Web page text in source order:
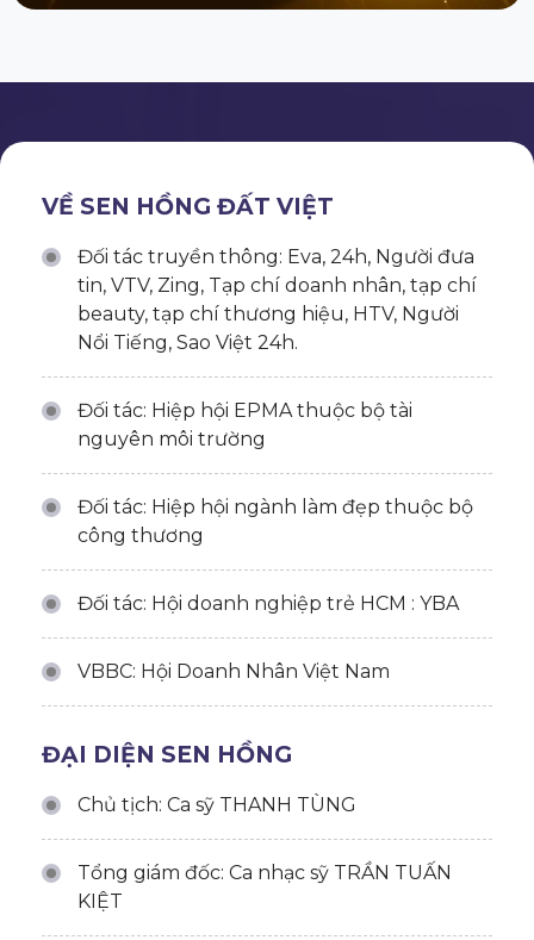
VỀ SEN HỒNG ĐẤT VIỆT
Đối tác truyền thông: Eva, 24h, Người đưa
tin, VTV, Zing, Tạp chí doanh nhân, tạp chí
beauty, tạp chí thương hiệu, HTV, Người
Nổi Tiếng, Sao Việt 24h.
Đối tác: Hiệp hội EPMA thuộc bộ tài
nguyên môi trường
Đối tác: Hiệp hội ngành làm đẹp thuộc bộ
công thương
Đối tác: Hội doanh nghiệp trẻ HCM : YBA
VBBC: Hội Doanh Nhân Việt Nam
ĐẠI DIỆN SEN HỒNG
Chủ tịch: Ca sỹ THANH TÙNG
Tổng giám đốc: Ca nhạc sỹ TRẦN TUẤN
KIỆT